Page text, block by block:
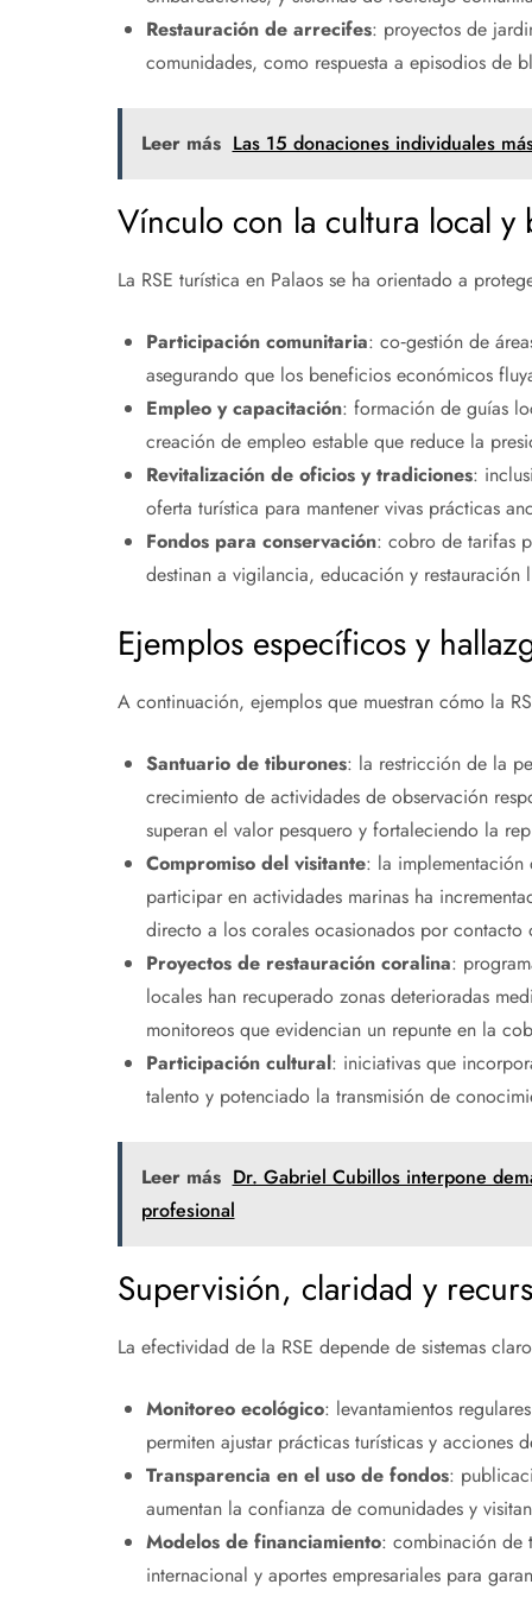
Restauración de arrecifes: proyectos de
comunidades, como respuesta a episodios de
Leer más Las 15 donaciones individuales
Vínculo con la cultura local y
La RSE turística en Palaos se ha orientado a
Participación comunitaria: co‑gestión de
asegurando que los beneficios económicos
Empleo y capacitación: formación de guías
creación de empleo estable que reduce la
Revitalización de oficios y tradiciones:
oferta turística para mantener vivas prácticas
Fondos para conservación: cobro de tarifas
destinan a vigilancia, educación y
Ejemplos específicos y
A continuación, ejemplos que muestran cómo la
Santuario de tiburones: la restricción de la
crecimiento de actividades de observación
superan el valor pesquero y fortaleciendo la
Compromiso del visitante: la implementación
participar en actividades marinas ha
directo a los corales ocasionados por contacto
Proyectos de restauración coralina:
locales han recuperado zonas deterioradas
monitoreos que evidencian un repunte en la
Participación cultural: iniciativas que
talento y potenciado la transmisión de
Leer más Dr. Gabriel Cubillos interpone
profesional
Supervisión, claridad y
La efectividad de la RSE depende de sistemas
Monitoreo ecológico: levantamientos
permiten ajustar prácticas turísticas y acciones
Transparencia en el uso de fondos:
aumentan la confianza de comunidades y
Modelos de financiamiento: combinación de
internacional y aportes empresariales para